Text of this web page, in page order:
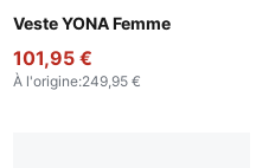
Veste YONA Femme
Light Moss
101,95 €
À l'origine:249,95 €